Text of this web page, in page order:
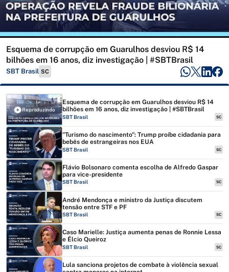
Esquema de corrupção em Guarulhos desviou R$ 14
bilhões em 16 anos, diz investigação | #SBTBrasil
SBT Brasil SC
Reproduzindo
Esquema de corrupção em Guarulhos desviou R$ 14
bilhões em 16 anos, diz investigação | #SBTBrasil
SBT Brasil SC
"Turismo do nascimento": Trump proíbe cidadania para
bebês de estrangeiras nos EUA
SBT Brasil SC
Flávio Bolsonaro comenta escolha de Alfredo Gaspar
para vice-presidente
SBT Brasil SC
André Mendonça e ministro da Justiça discutem
tensão entre STF e PF
SBT Brasil SC
Caso Marielle: Justiça aumenta penas de Ronnie Lessa
e Élcio Queiroz
SBT Brasil SC
Lula sanciona projetos de combate à violência sexual